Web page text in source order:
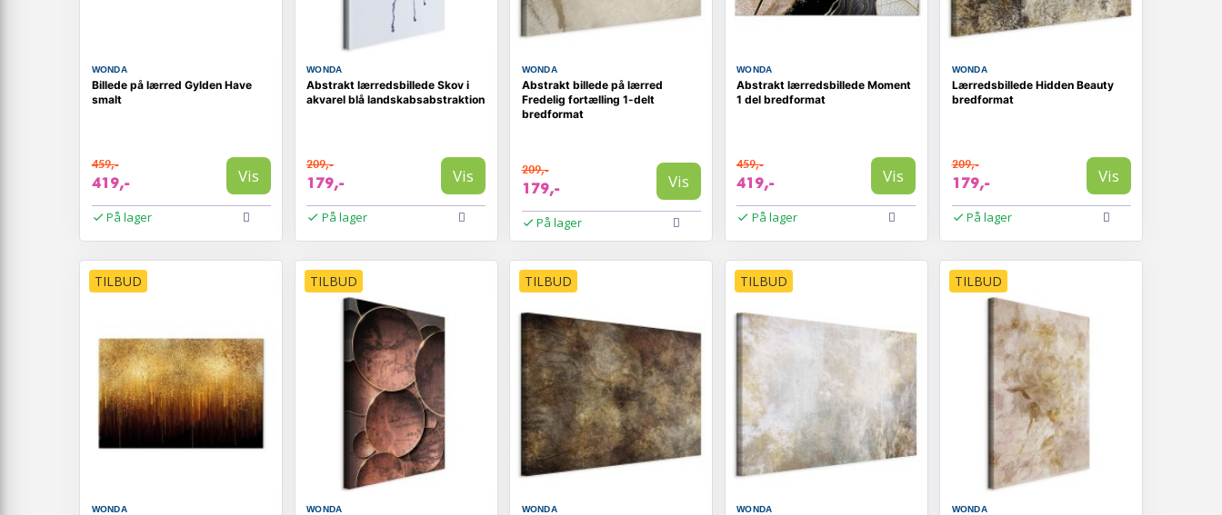
WONDA
Billede på lærred Gylden Have
smalt
459,-
419,- Vis
På lager
WONDA
Abstrakt lærredsbillede Skov i
akvarel blå landskabsabstraktion
209,-
179,- Vis
På lager
WONDA
Abstrakt billede på lærred
Fredelig fortælling 1-delt
bredformat
209,-
179,- Vis
På lager
WONDA
Abstrakt lærredsbillede Moment
1 del bredformat
459,-
419,- Vis
På lager
WONDA
Lærredsbillede Hidden Beauty
bredformat
209,-
179,- Vis
På lager
TILBUD
WONDA
TILBUD
WONDA
TILBUD
WONDA
TILBUD
WONDA
TILBUD
WONDA